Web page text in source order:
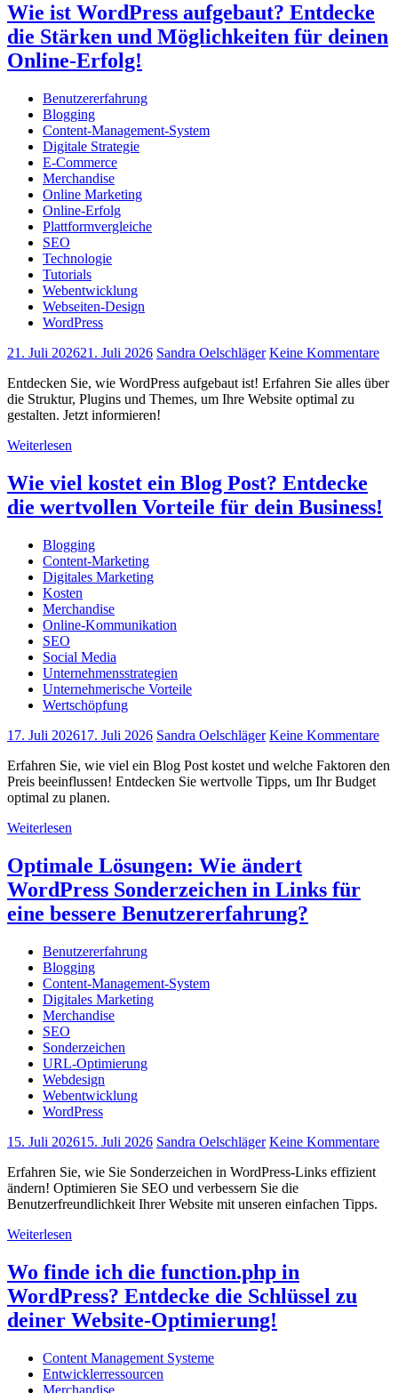
Wie ist WordPress aufgebaut? Entdecke
die Stärken und Möglichkeiten für deinen
Online-Erfolg!
Benutzererfahrung
Blogging
Content-Management-System
Digitale Strategie
E-Commerce
Merchandise
Online Marketing
Online-Erfolg
Plattformvergleiche
SEO
Technologie
Tutorials
Webentwicklung
Webseiten-Design
WordPress
21. Juli 202621. Juli 2026 Sandra Oelschläger Keine Kommentare
Entdecken Sie, wie WordPress aufgebaut ist! Erfahren Sie alles über
die Struktur, Plugins und Themes, um Ihre Website optimal zu
gestalten. Jetzt informieren!
Weiterlesen
Wie viel kostet ein Blog Post? Entdecke
die wertvollen Vorteile für dein Business!
Blogging
Content-Marketing
Digitales Marketing
Kosten
Merchandise
Online-Kommunikation
SEO
Social Media
Unternehmensstrategien
Unternehmerische Vorteile
Wertschöpfung
17. Juli 202617. Juli 2026 Sandra Oelschläger Keine Kommentare
Erfahren Sie, wie viel ein Blog Post kostet und welche Faktoren den
Preis beeinflussen! Entdecken Sie wertvolle Tipps, um Ihr Budget
optimal zu planen.
Weiterlesen
Optimale Lösungen: Wie ändert
WordPress Sonderzeichen in Links für
eine bessere Benutzererfahrung?
Benutzererfahrung
Blogging
Content-Management-System
Digitales Marketing
Merchandise
SEO
Sonderzeichen
URL-Optimierung
Webdesign
Webentwicklung
WordPress
15. Juli 202615. Juli 2026 Sandra Oelschläger Keine Kommentare
Erfahren Sie, wie Sie Sonderzeichen in WordPress-Links effizient
ändern! Optimieren Sie SEO und verbessern Sie die
Benutzerfreundlichkeit Ihrer Website mit unseren einfachen Tipps.
Weiterlesen
Wo finde ich die function.php in
WordPress? Entdecke die Schlüssel zu
deiner Website-Optimierung!
Content Management Systeme
Entwicklerressourcen
Merchandise